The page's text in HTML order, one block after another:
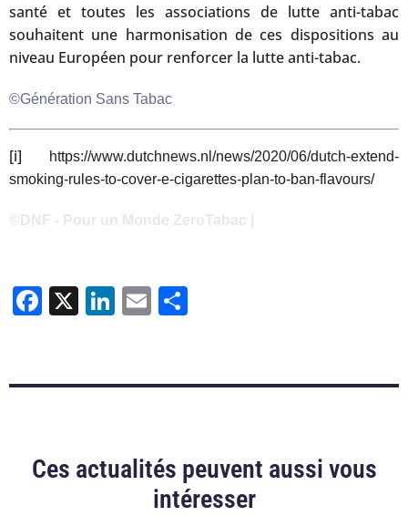
santé et toutes les associations de lutte anti-tabac
souhaitent une harmonisation de ces dispositions au
niveau Européen pour renforcer la lutte anti-tabac.
©Génération Sans Tabac
[i]
https://www.dutchnews.nl/news/2020/06/dutch-extend-
smoking-rules-to-cover-e-cigarettes-plan-to-ban-flavours/
Facebook
X LinkedIn
Email
Ces actualités peuvent aussi vous
intéresser